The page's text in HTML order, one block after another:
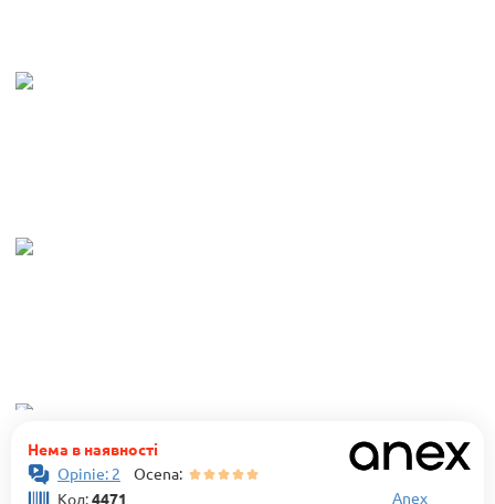
Нема в наявності
Opinie: 2 Ocena:
Код:4471
Anex